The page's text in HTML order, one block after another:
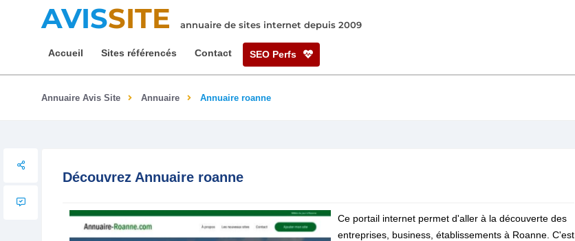
AVISSITE annuaire de sites internet depuis 2009
Accueil Sites référencés Contact SEO Perfs
Annuaire Avis Site Annuaire Annuaire roanne
Découvrez Annuaire roanne
Ce portail internet permet d'aller à la découverte des
entreprises, business, établissements à Roanne. C'est